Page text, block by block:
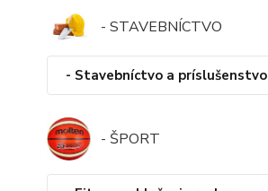
- STAVEBNÍCTVO
- Stavebníctvo a príslušenstvo
- ŠPORT